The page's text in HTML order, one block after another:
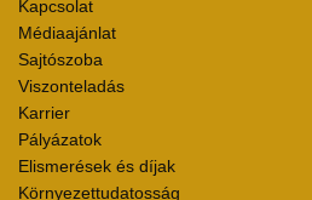
Kapcsolat
Médiaajánlat
Sajtószoba
Viszonteladás
Karrier
Pályázatok
Elismerések és díjak
Környezettudatosság